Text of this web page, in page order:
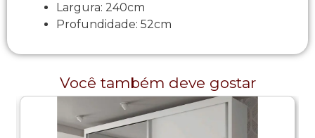
Largura: 240cm
Profundidade: 52cm
Você também deve gostar